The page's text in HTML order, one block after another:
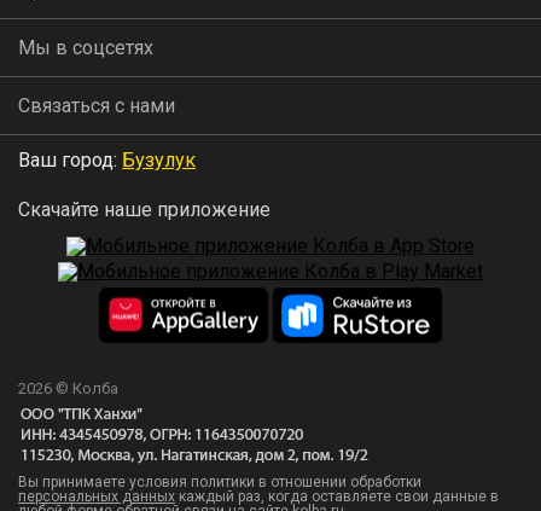
Мы в соцсетях
Связаться с нами
Ваш город: Бузулук
Скачайте наше приложение
2026 © Колба
Вы принимаете условия политики в отношении обработки
персональных данных каждый раз, когда оставляете свои данные в